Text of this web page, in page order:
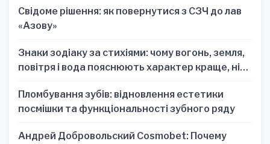
Свідоме рішення: як повернутися з СЗЧ до лав
«Азову»
Знаки зодіаку за стихіями: чому вогонь, земля,
повітря і вода пояснюють характер краще, ніж
Пломбування зубів: відновлення естетики
посмішки та функціональності зубного ряду
Андрей Добровольский Cosmobet: Почему